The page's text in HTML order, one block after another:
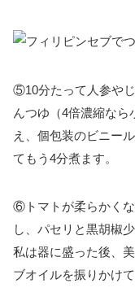
⑤10分たって人参や
んつゆ（4倍濃縮なら
え、個包装のビニー
てもう4分煮ます。
⑥トマトが柔らかく
し、パセリと黒胡椒
私は器に盛った後、
ブオイルを振りかけ